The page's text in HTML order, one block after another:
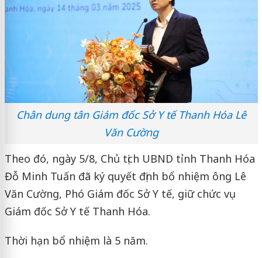
Chân dung tân Giám đốc Sở Y tế Thanh Hóa Lê
Văn Cường
Theo đó, ngày 5/8, Chủ tịch UBND tỉnh Thanh Hóa
Đỗ Minh Tuấn đã ký quyết định bổ nhiệm ông Lê
Văn Cường, Phó Giám đốc Sở Y tế, giữ chức vụ
Giám đốc Sở Y tế Thanh Hóa.
Thời hạn bổ nhiệm là 5 năm.